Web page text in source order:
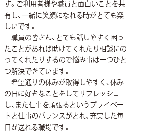
す。ご利用者様や職員と面白いことを共
有し、一緒に笑顔になれる時がとても楽
しいです。
職員の皆さん、とても話しやすく困っ
たことがあれば助けてくれたり相談にの
ってくれたりするので悩み事は一つひと
つ解決できています。
希望通りの休みが取得しやすく、休み
の日に好きなことをしてリフレッシュ
し、また仕事を頑張るというプライベー
トと仕事のバランスがとれ、充実した毎
日が送れる職場です。